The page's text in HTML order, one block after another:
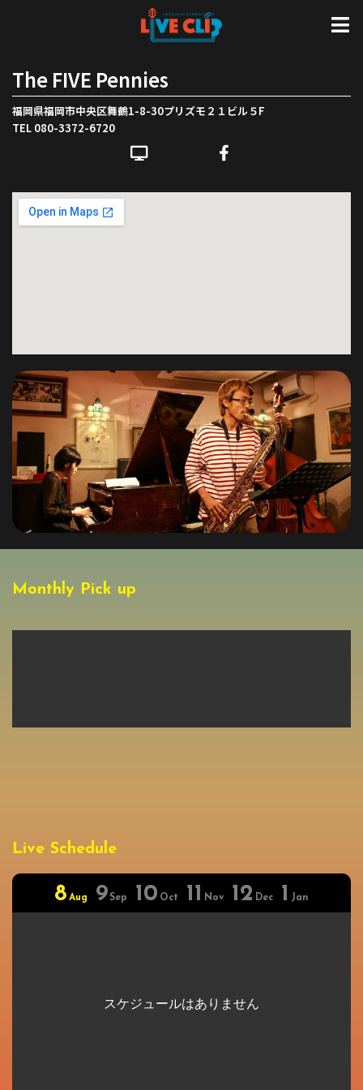
The FIVE Pennies
福岡県福岡市中央区舞鶴1-8-30プリズモ２１ビル５F
TEL 080-3372-6720
Monthly Pick up
Live Schedule
8 Aug 9 Sep 10 Oct 11 Nov 12 Dec 1 Jan
スケジュールはありません